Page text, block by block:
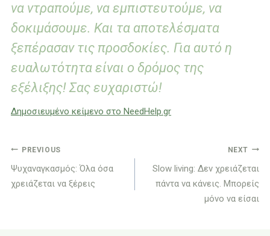
να ντραπούμε, να εμπιστευτούμε, να
δοκιμάσουμε. Και τα αποτελέσματα
ξεπέρασαν τις προσδοκίες. Για αυτό η
ευαλωτότητα είναι ο δρόμος της
εξέλιξης! Σας ευχαριστώ!
Δημοσιευμένο κείμενο στο NeedHelp.gr
Πλοήγηση
άρθρων
PREVIOUS
Ψυχαναγκασμός: Όλα όσα
χρειάζεται να ξέρεις
NEXT
Slow living: Δεν χρειάζεται
πάντα να κάνεις. Μπορείς
μόνο να είσαι